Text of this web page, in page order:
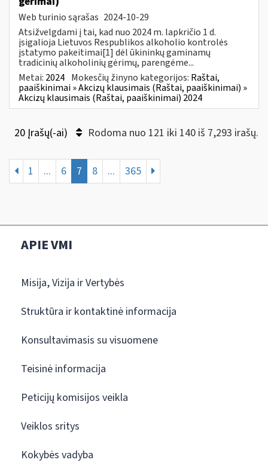
Web turinio sąrašas 2024-10-29
Atsižvelgdami į tai, kad nuo 2024 m. lapkričio 1 d.
įsigalioja Lietuvos Respublikos alkoholio kontrolės
įstatymo pakeitimai[1] dėl ūkininkų gaminamų
tradicinių alkoholinių gėrimų, parengėme...
Metai: 2024 Mokesčių žinyno kategorijos: Raštai,
paaiškinimai » Akcizų klausimais (Raštai, paaiškinimai) »
Akcizų klausimais (Raštai, paaiškinimai) 2024
20 Įrašų(-ai) Rodoma nuo 121 iki 140 iš 7,293 irašų.
1 ... 6 7 8 ... 365
APIE VMI
Misija, Vizija ir Vertybės
Struktūra ir kontaktinė informacija
Konsultavimasis su visuomene
Teisinė informacija
Peticijų komisijos veikla
Veiklos sritys
Kokybės vadyba